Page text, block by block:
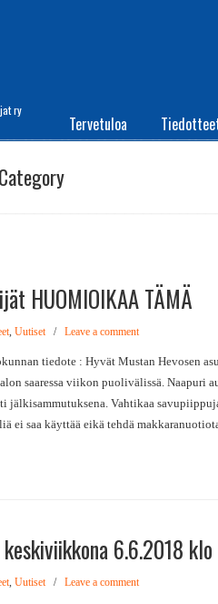
ry
Tervetuloa
HUOMIOIKAA TÄMÄ
, Uutiset / Leave a comment
tiedote : Hyvät Mustan Hevosen
saaressa viikon puolivälissä. Naapuri
jälkisammutuksena. Vahtikaa
ei saa käyttää eikä tehdä
6.6.2018
, Uutiset / Leave a comment